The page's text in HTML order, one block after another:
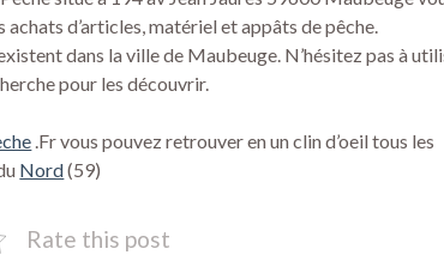
d’articles, matériel et appâts de pêche.
dans la ville de Maubeuge. N’hésitez pas à
pour les découvrir.
.Fr vous pouvez retrouver en un clin d’oeil tous les
Nord(59)
Rate this post